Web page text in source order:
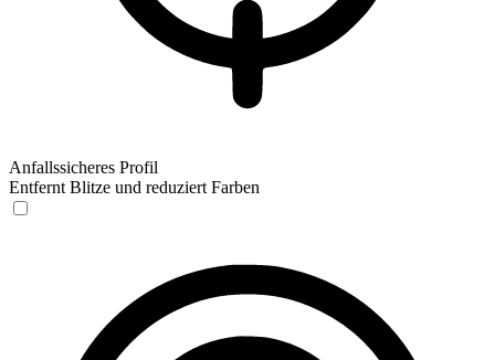
Anfallssicheres Profil
Entfernt Blitze und reduziert Farben